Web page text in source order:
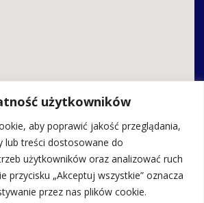
użytkowników
aby poprawić jakość przeglądania,
lub treści dostosowane do
użytkowników oraz analizować ruch
przycisku „Akceptuj wszystkie” oznacza
przez nas plików cookie.
Kontakt
Przedszkolny w Adamowie